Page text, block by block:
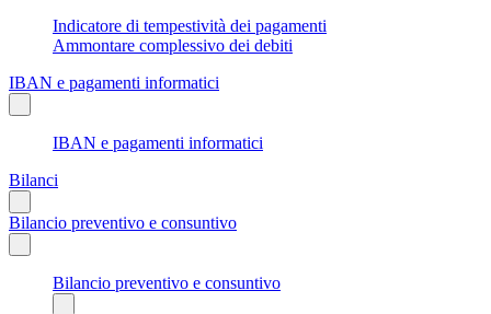
Indicatore di tempestività dei pagamenti
Ammontare complessivo dei debiti
IBAN e pagamenti informatici
IBAN e pagamenti informatici
Bilanci
Bilancio preventivo e consuntivo
Bilancio preventivo e consuntivo